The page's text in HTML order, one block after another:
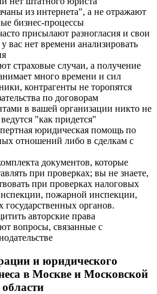
из интернета", а не отражают
бизнес-процессы
присылают разногласия и свои
вас нет времени анализировать
страховые случаи, а получение
много времени и сил
контрагенты не торопятся
по договорам
в вашей организации никто не
"как придется"
юридическая помощь по
отношений либо в сделкам с
документов, которые
при проверках; вы не знаете,
при проверках налоговых
пожарной инспекции,
органов.
авторские права
вопросы, связанные с
и юридического
в Москве и Московской
области